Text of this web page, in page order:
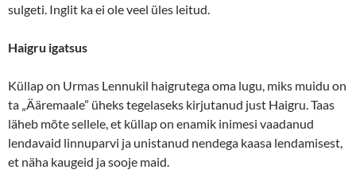
sulgeti. Inglit ka ei ole veel üles leitud.
Haigru igatsus
Küllap on Urmas Lennukil haigrutega oma lugu, miks muidu on
ta „Ääremaale” üheks tegelaseks kirjutanud just Haigru. Taas
läheb mõte sellele, et küllap on enamik inimesi vaadanud
lendavaid linnuparvi ja unistanud nendega kaasa lendamisest,
et näha kaugeid ja sooje maid.